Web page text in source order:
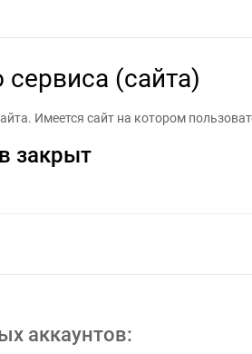
(сайта)
Имеется сайт на котором
закрыт
аккаунтов: